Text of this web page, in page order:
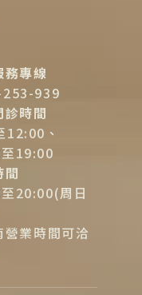
務專線
939
診時間
12:00、
19:00
間
20:00(周日
營業時間可洽